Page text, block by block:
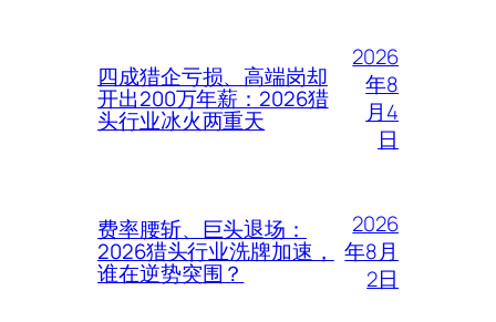
四成猎企亏损、高端岗却
开出200万年薪：2026猎
头行业冰火两重天
2026
年8
月4
日
费率腰斩、巨头退场：
2026猎头行业洗牌加速，
谁在逆势突围？
2026
年8月
2日